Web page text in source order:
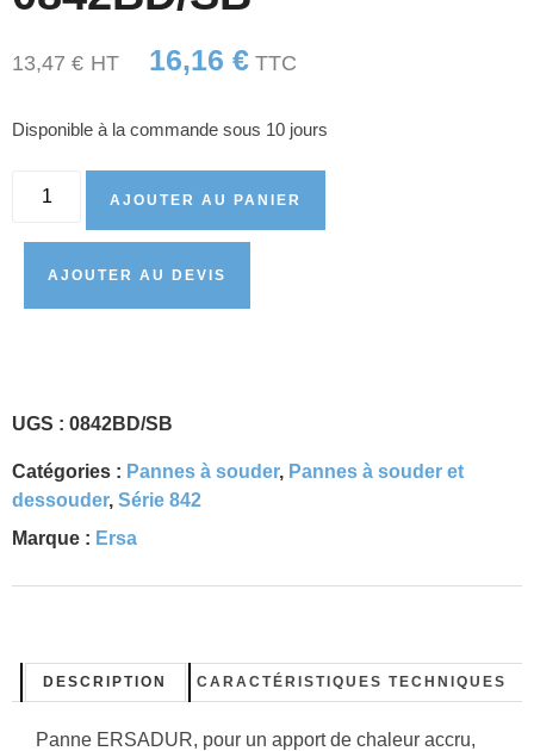
13,47 € HT 16,16 € TTC
Disponible à la commande sous 10 jours
AJOUTER AU PANIER
AJOUTER AU DEVIS
UGS : 0842BD/SB
Catégories : Pannes à souder, Pannes à souder et
dessouder, Série 842
Marque : Ersa
DESCRIPTION CARACTÉRISTIQUES TECHNIQUES
Panne ERSADUR, pour un apport de chaleur accru,